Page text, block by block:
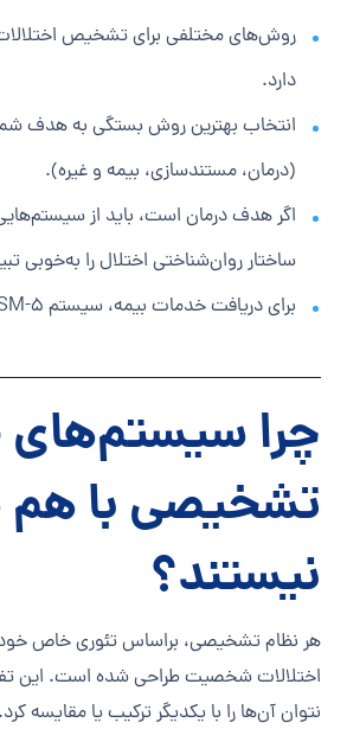
روش‌های مختلفی برای تشخیص
دارد.
انتخاب بهترین روش بستگی به هدف
(درمان، مستندسازی، بیمه و غیره).
اگر هدف درمان است، باید از
ساختار روان‌شناختی اختلال را به‌خوبی
برای دریافت خدمات بیمه، سیستم DSM-5 مورد نیاز است.
چرا
تشخیصی با هم
نیستند؟
هر نظام تشخیصی، براساس تئوری خاص خود
اختلالات شخصیت طراحی شده است. این
نتوان آن‌ها را با یکدیگر ترکیب یا مقایسه